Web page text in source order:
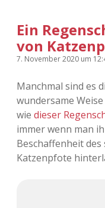
Ein
von
7. November 2020 um
Manchmal sind es
wundersame
wie dieser
immer wenn man
Beschaffenheit
Katzenpfote